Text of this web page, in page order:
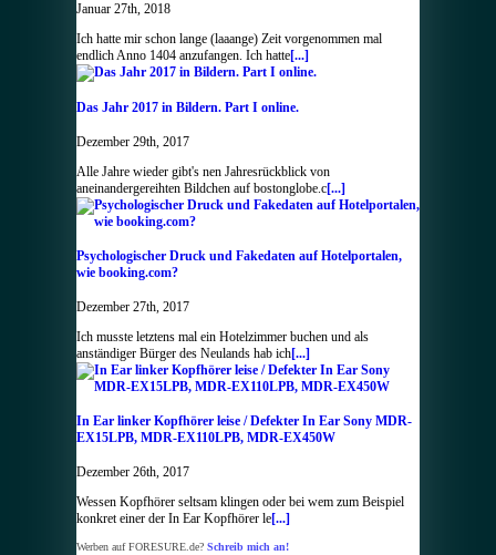
Januar 27th, 2018
Ich hatte mir schon lange (laaange) Zeit vorgenommen mal
endlich Anno 1404 anzufangen. Ich hatte[...]
Das Jahr 2017 in Bildern. Part I online.
Dezember 29th, 2017
Alle Jahre wieder gibt's nen Jahresrückblick von
aneinandergereihten Bildchen auf bostonglobe.c[...]
Psychologischer Druck und Fakedaten auf Hotelportalen,
wie booking.com?
Dezember 27th, 2017
Ich musste letztens mal ein Hotelzimmer buchen und als
anständiger Bürger des Neulands hab ich[...]
In Ear linker Kopfhörer leise / Defekter In Ear Sony MDR-
EX15LPB, MDR-EX110LPB, MDR-EX450W
Dezember 26th, 2017
Wessen Kopfhörer seltsam klingen oder bei wem zum Beispiel
konkret einer der In Ear Kopfhörer le[...]
Werben auf FORESURE.de? Schreib mich an!